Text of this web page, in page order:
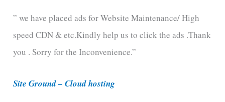
g
o
r
e
” we have placed ads for Website Maintenance/ High
speed CDN & etc.Kindly help us to click the ads .Thank
you . Sorry for the Inconvenience.”
Site Ground – Cloud hosting